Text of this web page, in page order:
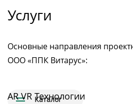
Каталог
Услуги
Основные направления
ООО «ППК Витарус»:
AR VR Технологии